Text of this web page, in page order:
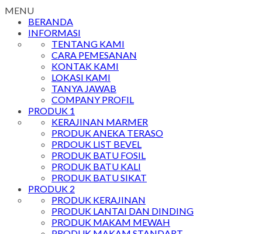
MENU
BERANDA
INFORMASI
TENTANG KAMI
CARA PEMESANAN
KONTAK KAMI
LOKASI KAMI
TANYA JAWAB
COMPANY PROFIL
PRODUK 1
KERAJINAN MARMER
PRODUK ANEKA TERASO
PRDOUK LIST BEVEL
PRODUK BATU FOSIL
PRODUK BATU KALI
PRODUK BATU SIKAT
PRODUK 2
PRODUK KERAJINAN
PRODUK LANTAI DAN DINDING
PRODUK MAKAM MEWAH